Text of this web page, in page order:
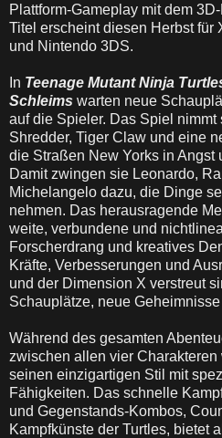
Plattform-Gameplay mit dem
Titel erscheint diesen Herbst für
und Nintendo 3DS.
In Teenage Mutant Ninja
Schleims warten neue
auf die Spieler. Das Spiel nimmt
Shredder, Tiger Claw und eine
die Straßen New Yorks in Angst
Damit zwingen sie Leonardo,
Michelangelo dazu, die Dinge
nehmen. Das herausragende
weite, verbundene und
Forscherdrang und kreatives
Kräfte, Verbesserungen und
und der Dimension X verstreut
Schauplätze, neue
Während des gesamten
zwischen allen vier
seinen einzigartigen Stil mit
Fähigkeiten. Das schnelle
und Gegenstands-Kombos,
Kampfkünste der Turtles, bietet